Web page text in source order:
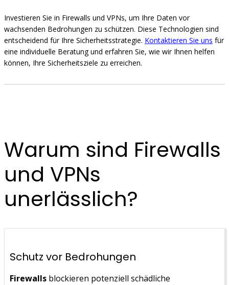
Investieren Sie in Firewalls und VPNs, um Ihre Daten vor
wachsenden Bedrohungen zu schützen. Diese Technologien sind
entscheidend für Ihre Sicherheitsstrategie. Kontaktieren Sie uns für
eine individuelle Beratung und erfahren Sie, wie wir Ihnen helfen
können, Ihre Sicherheitsziele zu erreichen.
Warum sind Firewalls
und VPNs
unerlässlich?
Schutz vor Bedrohungen
Firewalls blockieren potenziell schädliche